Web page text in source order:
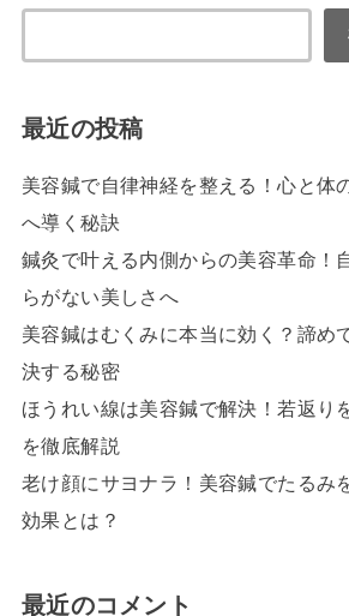
最近の投稿
美容鍼で自律神経を整える！心と体
へ導く秘訣
鍼灸で叶える内側からの美容革命！
らがない美しさへ
美容鍼はむくみに本当に効く？諦め
決する秘密
ほうれい線は美容鍼で解決！若返り
を徹底解説
老け顔にサヨナラ！美容鍼でたるみ
効果とは？
最近のコメント